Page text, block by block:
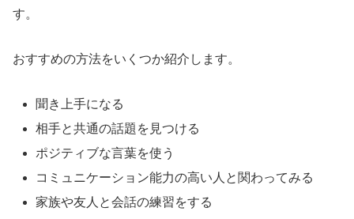
す。
おすすめの方法をいくつか紹介します。
聞き上手になる
相手と共通の話題を見つける
ポジティブな言葉を使う
コミュニケーション能力の高い人と関わってみる
家族や友人と会話の練習をする